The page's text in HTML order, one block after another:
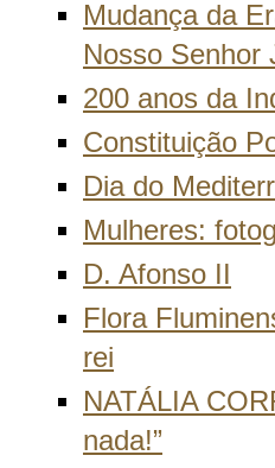
Mudança da
Nosso Senhor
200 anos da
Constituição
Dia do
Mulheres:
D. Afonso II
Flora
rei
NATÁLIA
nada!”